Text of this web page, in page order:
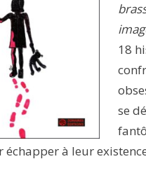
18
se
à leur